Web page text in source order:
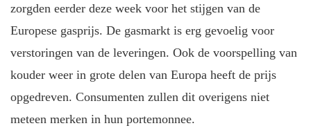
zorgden eerder deze week voor het stijgen van de
Europese gasprijs. De gasmarkt is erg gevoelig voor
verstoringen van de leveringen. Ook de voorspelling van
kouder weer in grote delen van Europa heeft de prijs
opgedreven. Consumenten zullen dit overigens niet
meteen merken in hun portemonnee.